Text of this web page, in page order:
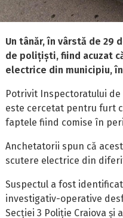
Un tânăr, în vârstă de 29
de polițiști, fiind acuzat
electrice din municipiu,
Potrivit Inspectoratului
este cercetat pentru furt
faptele fiind comise în
Anchetatorii spun că
scutere electrice din
Suspectul a fost
investigativ-operative
Secției 3 Poliție Craiova